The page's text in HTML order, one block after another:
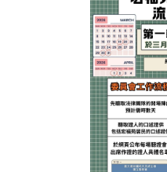
美西霸凌內幕
美西極權主義
真相直擊
極端暴恐實錄
朱庭萱專欄
莫綺琪專欄
黃萬成專欄
招國偉專欄
高松傑專欄
屠龍小隊案
黎智英案審訊
支聯會案
35+顛覆案
吃喝玩指南
休閒好介紹
花生仔漫畫週記
關於我們
人才招聘
投稿熱線
商戶合作
支持讚助
繁體中文
繁體中文
English
林伯強專欄
朱庭萱專欄
曾子晴專欄
莫綺琪專欄
屈穎妍專欄